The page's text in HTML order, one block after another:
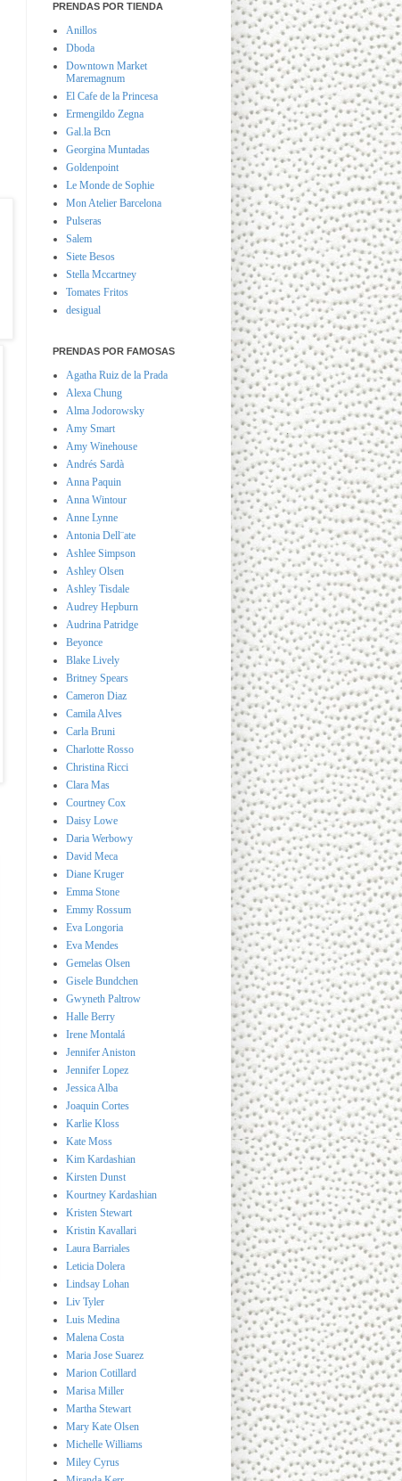
PRENDAS POR TIENDA
Anillos
Dboda
Downtown Market
Maremagnum
El Cafe de la Princesa
Ermengildo Zegna
Gal.la Bcn
Georgina Muntadas
Goldenpoint
Le Monde de Sophie
Mon Atelier Barcelona
Pulseras
Salem
Siete Besos
Stella Mccartney
Tomates Fritos
desigual
PRENDAS POR FAMOSAS
Agatha Ruiz de la Prada
Alexa Chung
Alma Jodorowsky
Amy Smart
Amy Winehouse
Andrés Sardà
Anna Paquin
Anna Wintour
Anne Lynne
Antonia Dell¨ate
Ashlee Simpson
Ashley Olsen
Ashley Tisdale
Audrey Hepburn
Audrina Patridge
Beyonce
Blake Lively
Britney Spears
Cameron Diaz
Camila Alves
Carla Bruni
Charlotte Rosso
Christina Ricci
Clara Mas
Courtney Cox
Daisy Lowe
Daria Werbowy
David Meca
Diane Kruger
Emma Stone
Emmy Rossum
Eva Longoria
Eva Mendes
Gemelas Olsen
Gisele Bundchen
Gwyneth Paltrow
Halle Berry
Irene Montalá
Jennifer Aniston
Jennifer Lopez
Jessica Alba
Joaquin Cortes
Karlie Kloss
Kate Moss
Kim Kardashian
Kirsten Dunst
Kourtney Kardashian
Kristen Stewart
Kristin Kavallari
Laura Barriales
Leticia Dolera
Lindsay Lohan
Liv Tyler
Luis Medina
Malena Costa
Maria Jose Suarez
Marion Cotillard
Marisa Miller
Martha Stewart
Mary Kate Olsen
Michelle Williams
Miley Cyrus